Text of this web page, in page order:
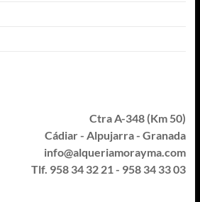
Ctra A-348 (Km 50)
Cádiar - Alpujarra - Granada
info@alqueriamorayma.com
Tlf. 958 34 32 21 - 958 34 33 03